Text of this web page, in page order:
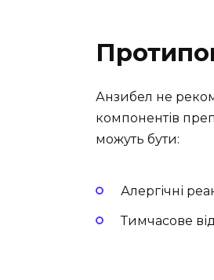
Анзибел не
компонентів
можуть бути:
Алергічні
Тимчасове